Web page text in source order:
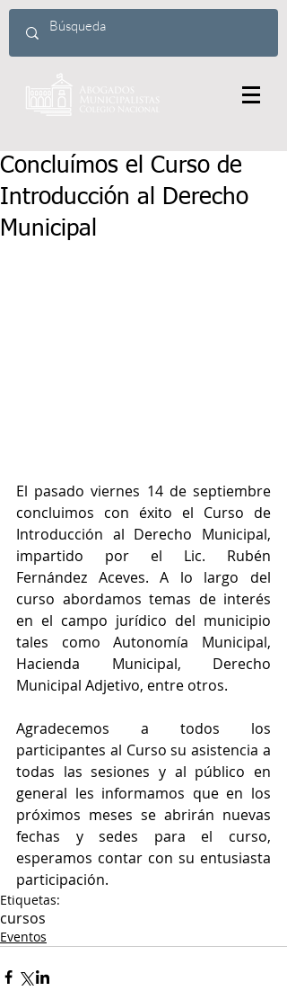
Concluímos el Curso de
Introducción al Derecho
Municipal
El pasado viernes 14 de septiembre
concluimos con éxito el Curso de
Introducción al Derecho Municipal,
impartido por el Lic. Rubén
Fernández Aceves. A lo largo del
curso abordamos temas de interés
en el campo jurídico del municipio
tales como Autonomía Municipal,
Hacienda Municipal, Derecho
Municipal Adjetivo, entre otros.
Agradecemos a todos los
participantes al Curso su asistencia a
todas las sesiones y al público en
general les informamos que en los
próximos meses se abrirán nuevas
fechas y sedes para el curso,
esperamos contar con su entusiasta
participación.
Etiquetas:
cursos
Eventos